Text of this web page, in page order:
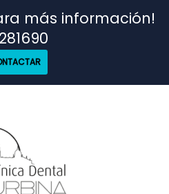
más información!